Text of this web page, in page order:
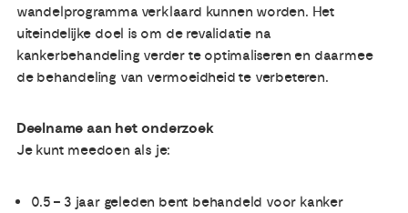
wandelprogramma verklaard kunnen worden. Het
uiteindelijke doel is om de revalidatie na
kankerbehandeling verder te optimaliseren en daarmee
de behandeling van vermoeidheid te verbeteren.
Deelname aan het onderzoek
Je kunt meedoen als je:
0.5 – 3 jaar geleden bent behandeld voor kanker